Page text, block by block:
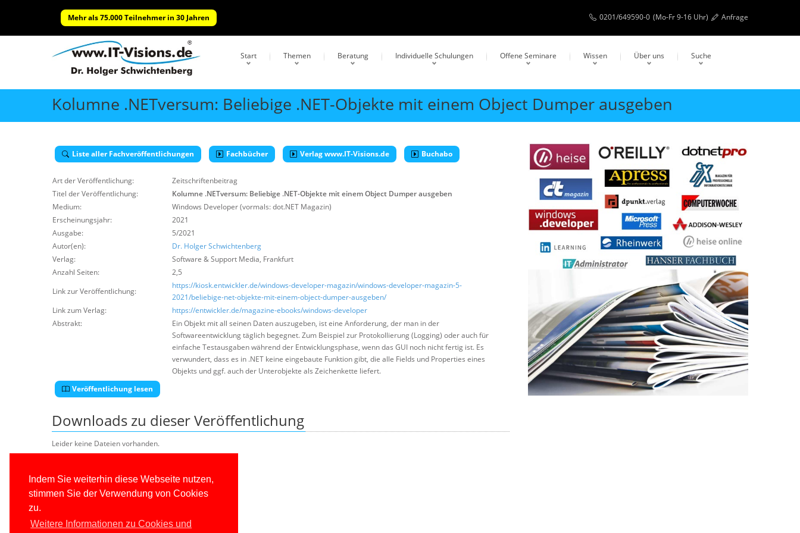
Indem Sie weiterhin diese Webseite nutzen,
stimmen Sie der Verwendung von Cookies
zu.
Weitere Informationen zu Cookies und
Mehr als 75.000 Teilnehmer in 30 Jahren 0201/649590-0 (Mo-Fr 9-16 Uhr) Anfrage
Start Themen Beratung Individuelle Schulungen Offene Seminare Wissen Über uns Suche
Kolumne .NETversum: Beliebige .NET-Objekte mit einem Object Dumper ausgeben
Liste aller Fachveröffentlichungen Fachbücher Verlag www.IT-Visions.de Buchabo
Art der Veröffentlichung:
Zeitschriftenbeitrag
Titel der Veröffentlichung:
Kolumne .NETversum: Beliebige .NET-Objekte mit einem Object Dumper ausgeben
Medium:
Windows Developer (vormals: dot.NET Magazin)
Erscheinungsjahr:
2021
Ausgabe:
5/2021
Autor(en):
Dr. Holger Schwichtenberg
Verlag:
Software & Support Media, Frankfurt
Anzahl Seiten:
2,5
Link zur Veröffentlichung:
https://kiosk.entwickler.de/windows-developer-magazin/windows-developer-magazin-5-
2021/beliebige-net-objekte-mit-einem-object-dumper-ausgeben/
Link zum Verlag:
https://entwickler.de/magazine-ebooks/windows-developer
Abstrakt:
Ein Objekt mit all seinen Daten auszugeben, ist eine Anforderung, der man in der
Softwareentwicklung täglich begegnet. Zum Beispiel zur Protokollierung (Logging) oder auch für
einfache Testausgaben während der Entwicklungsphase, wenn das GUI noch nicht fertig ist. Es
verwundert, dass es in .NET keine eingebaute Funktion gibt, die alle Fields und Properties eines
Objekts und ggf. auch der Unterobjekte als Zeichenkette liefert.
Veröffentlichung lesen
Downloads zu dieser Veröffentlichung
Leider keine Dateien vorhanden.